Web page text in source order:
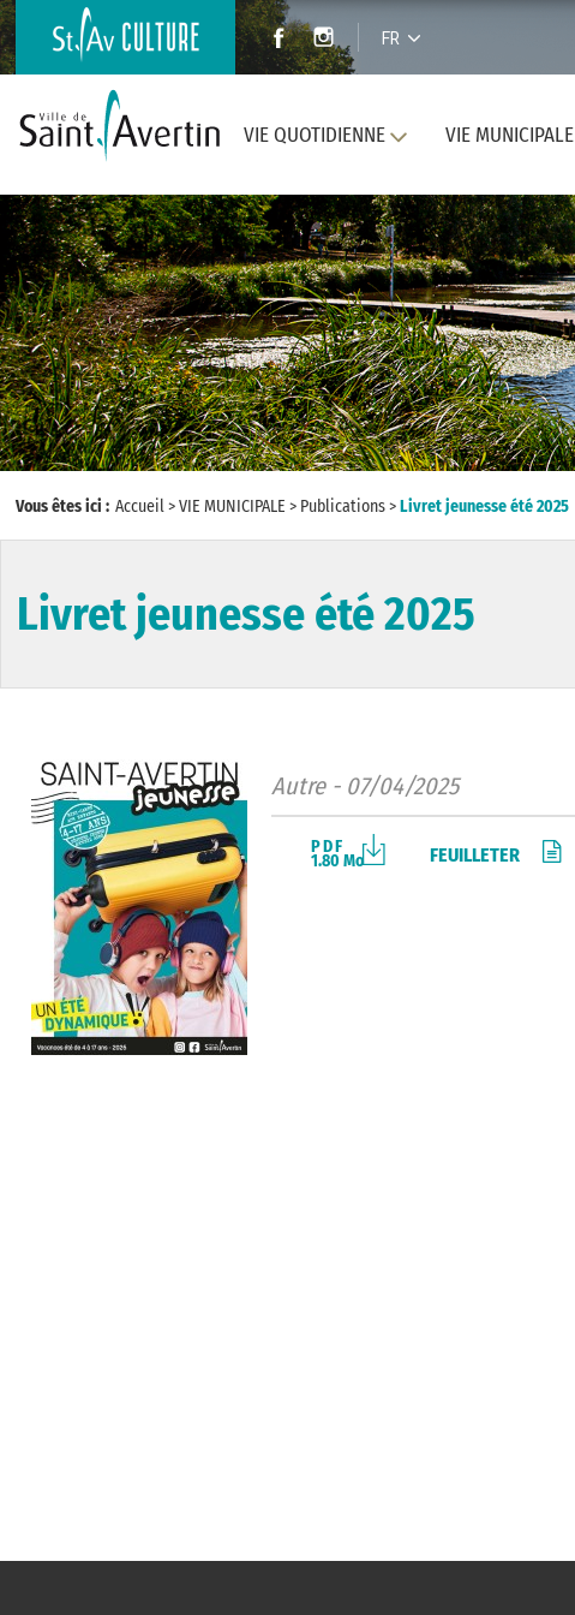
FR
VIE QUOTIDIENNE VIE MUNICIPALE
Vous êtes ici : Accueil>VIE MUNICIPALE > Publications>Livret jeunesse été 2025
Livret jeunesse été 2025
Autre - 07/04/2025
PDF
1.80 Mo FEUILLETER